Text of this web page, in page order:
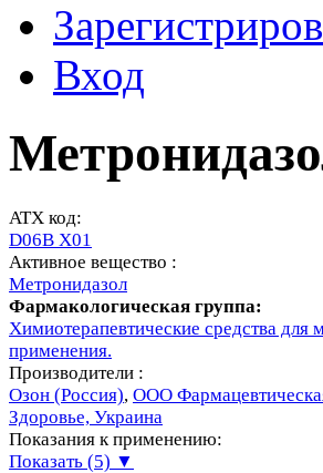
Вход
ATX код:
D06B X01
Активное вещество :
Метронидазол
Фармакологическая группа:
Химиотерапевтические средства для
применения.
Производители :
Озон (Россия), ООО
Здоровье, Украина
Показания к применению:
Показать (5) ▼